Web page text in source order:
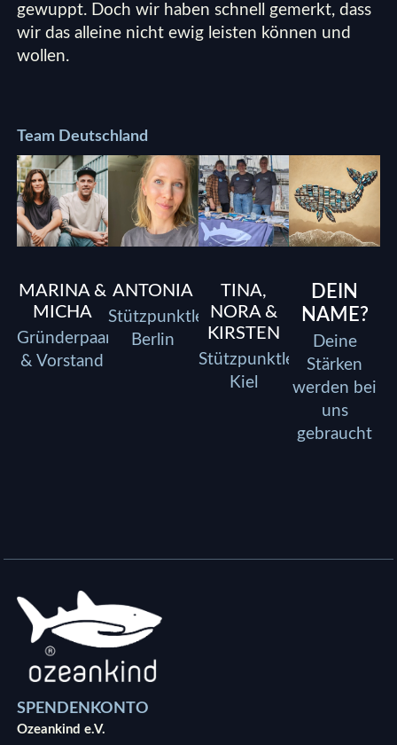
gewuppt. Doch wir haben schnell gemerkt, dass
wir das alleine nicht ewig leisten können und
wollen.
Team Deutschland
MARINA &
MICHA
Gründerpaar
& Vorstand
ANTONIA
Stützpunktleitung
Berlin
TINA,
NORA &
KIRSTEN
Stützpunktleitung
Kiel
DEIN
NAME?
Deine
Stärken
werden bei
uns
gebraucht
SPENDENKONTO
Ozeankind e.V.